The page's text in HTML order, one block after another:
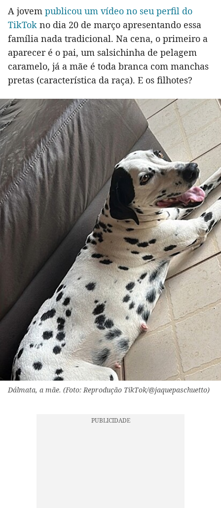
A jovem publicou um vídeo no seu perfil do
TikTok no dia 20 de março apresentando essa
família nada tradicional. Na cena, o primeiro a
aparecer é o pai, um salsichinha de pelagem
caramelo, já a mãe é toda branca com manchas
pretas (característica da raça). E os filhotes?
Dálmata, a mãe. (Foto: Reprodução TikTok/@jaquepaschuetto)